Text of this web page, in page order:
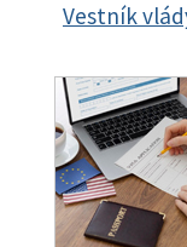
Vestník